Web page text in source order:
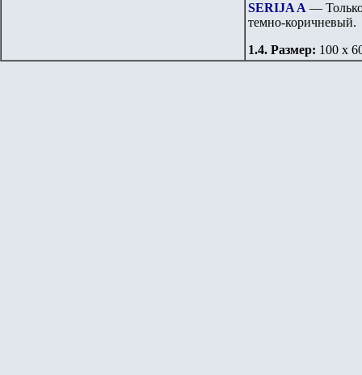
SERIJA A —
темно-коричневый.
1.4. Размер: 100 х